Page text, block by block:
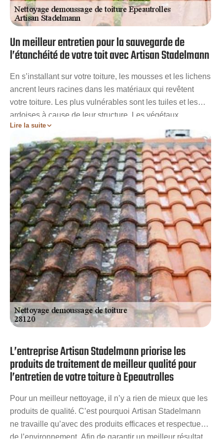
Un meilleur entretien pour la sauvegarde de
l’étanchéité de votre toit avec Artisan Stadelmann
En s’installant sur votre toiture, les mousses et les lichens
ancrent leurs racines dans les matériaux qui revêtent
votre toiture. Les plus vulnérables sont les tuiles et les
ardoises à cause de leur structure. Les végétaux
parasites rendront ces matériaux poreux et rendra votre
couverture plus vulnérable aux fuites d’eau. Pour
préserver l’étanchéité de votre toit, il est urgent de
procéder à une opération de nettoyage et de
démoussage. Sis à proximité de chez vous à
Epeautrolles, l’entreprise Artisan Stadelmann peut
intervenir chez vous afin de vous débarrasser au plus vite
de ces envahisseurs.
Lire la suite
L’entreprise Artisan Stadelmann priorise les
produits de traitement de meilleur qualité pour
l’entretien de votre toiture à Epeautrolles
Pour un meilleur nettoyage, il n’y a rien de mieux que les
produits de qualité. C’est pourquoi Artisan Stadelmann
ne travaille qu’avec des produits efficaces et respectueux
de l’environnement. Afin de garantir un meilleur résultat,